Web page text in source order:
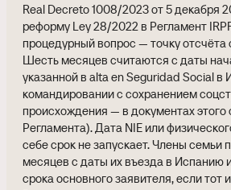
Real Decreto 1008/2023 от 5 декабря
реформу Ley 28/2022 в Регламент
процедурный вопрос — точку отсчёта
Шесть месяцев считаются с даты
указанной в alta en Seguridad Social в
командировании с сохранением
происхождения — в документах этого
Регламента). Дата NIE или
себе срок не запускает. Члены семьи
месяцев с даты их въезда в Испанию
срока основного заявителя, если тот